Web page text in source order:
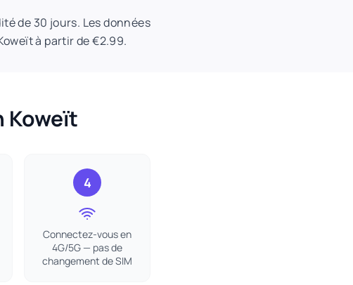
de 30 jours. Les données
à partir de €2.99.
Koweït
4
Connectez-vous en
4G/5G — pas de
changement de SIM